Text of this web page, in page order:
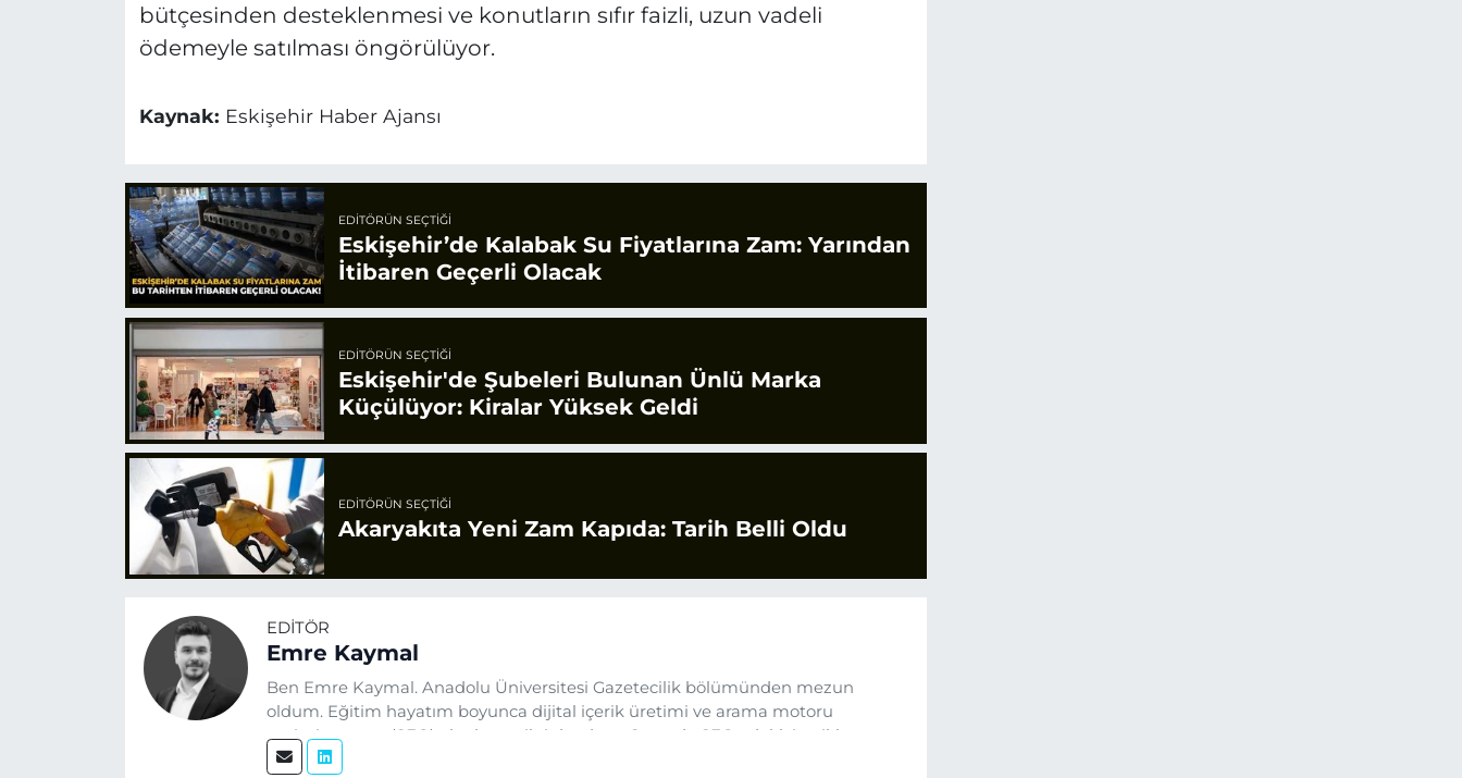
bütçesinden desteklenmesi ve konutların sıfır faizli, uzun vadeli
ödemeyle satılması öngörülüyor.
Kaynak: Eskişehir Haber Ajansı
EDITÖRÜN SEÇTIĞI
Eskişehir’de Kalabak Su Fiyatlarına Zam: Yarından
İtibaren Geçerli Olacak
EDITÖRÜN SEÇTIĞI
Eskişehir'de Şubeleri Bulunan Ünlü Marka
Küçülüyor: Kiralar Yüksek Geldi
EDITÖRÜN SEÇTIĞI
Akaryakıta Yeni Zam Kapıda: Tarih Belli Oldu
EDITÖR
Emre Kaymal
Ben Emre Kaymal. Anadolu Üniversitesi Gazetecilik bölümünden mezun
oldum. Eğitim hayatım boyunca dijital içerik üretimi ve arama motoru
optimizasyonu (SEO) alanlarına ilgi duydum. Şu anda SEO odaklı içerikler
üretiyorum. Haberlerimde güncel verileri ve okuyucu odaklı yaklaşımı temel